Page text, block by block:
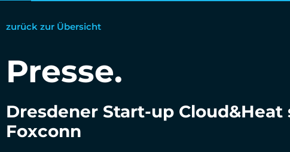
zurück zur Übersicht
Presse.
Dresdener Start-up
Foxconn